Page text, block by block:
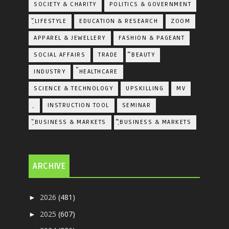
SOCIETY & CHARITY POLITICS & GOVERNMENT
ฺัLIFESTYLE EDUCATION & RESEARCH ZOOM
APPAREL & JEWELLERY FASHION & PAGEANT
SOCIAL AFFAIRS TRADE ิBEAUTY
INDUSTRY ้HEALTHCARE
SCIENCE & TECHNOLOGY UPSKILLING MV
INSTRUCTION TOOL SEMINAR
ฺัBUSINESS & MARKETS ฺิBUSINESS & MARKETS
ARCHIVE
► 2026(481)
► 2025(607)